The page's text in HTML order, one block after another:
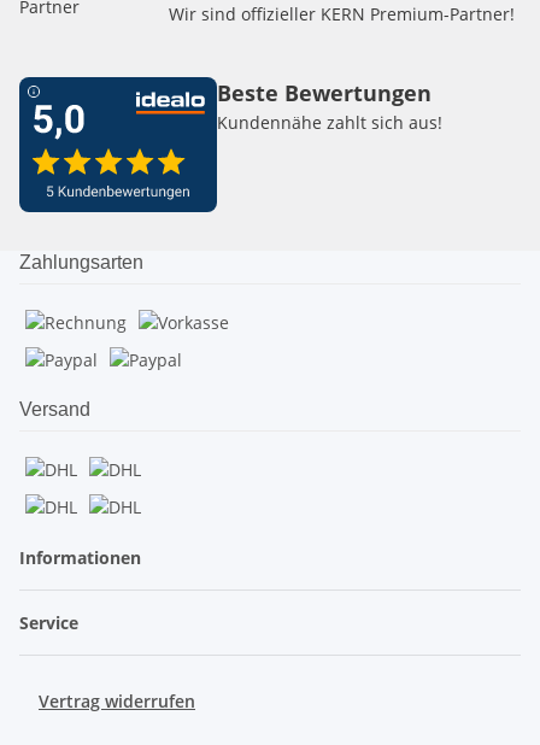
Wir sind offizieller KERN Premium-Partner!
Beste Bewertungen
Kundennähe zahlt sich aus!
Zahlungsarten
Versand
Informationen
Service
Vertrag widerrufen